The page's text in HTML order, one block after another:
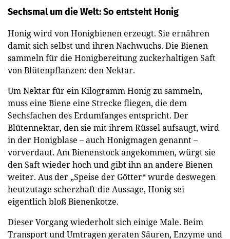
Sechsmal um die Welt: So entsteht Honig
Honig wird von Honigbienen erzeugt. Sie ernähren
damit sich selbst und ihren Nachwuchs. Die Bienen
sammeln für die Honigbereitung zuckerhaltigen Saft
von Blütenpflanzen: den Nektar.
Um Nektar für ein Kilogramm Honig zu sammeln,
muss eine Biene eine Strecke fliegen, die dem
Sechsfachen des Erdumfanges entspricht. Der
Blütennektar, den sie mit ihrem Rüssel aufsaugt, wird
in der Honigblase – auch Honigmagen genannt –
vorverdaut. Am Bienenstock angekommen, würgt sie
den Saft wieder hoch und gibt ihn an andere Bienen
weiter. Aus der „Speise der Götter“ wurde deswegen
heutzutage scherzhaft die Aussage, Honig sei
eigentlich bloß Bienenkotze.
Dieser Vorgang wiederholt sich einige Male. Beim
Transport und Umtragen geraten Säuren, Enzyme und